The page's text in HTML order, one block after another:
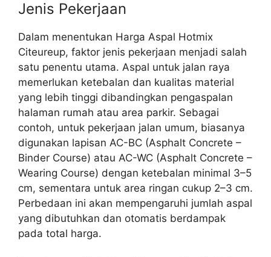
Jenis Pekerjaan
Dalam menentukan Harga Aspal Hotmix
Citeureup, faktor jenis pekerjaan menjadi salah
satu penentu utama. Aspal untuk jalan raya
memerlukan ketebalan dan kualitas material
yang lebih tinggi dibandingkan pengaspalan
halaman rumah atau area parkir. Sebagai
contoh, untuk pekerjaan jalan umum, biasanya
digunakan lapisan AC-BC (Asphalt Concrete –
Binder Course) atau AC-WC (Asphalt Concrete –
Wearing Course) dengan ketebalan minimal 3–5
cm, sementara untuk area ringan cukup 2–3 cm.
Perbedaan ini akan mempengaruhi jumlah aspal
yang dibutuhkan dan otomatis berdampak
pada total harga.